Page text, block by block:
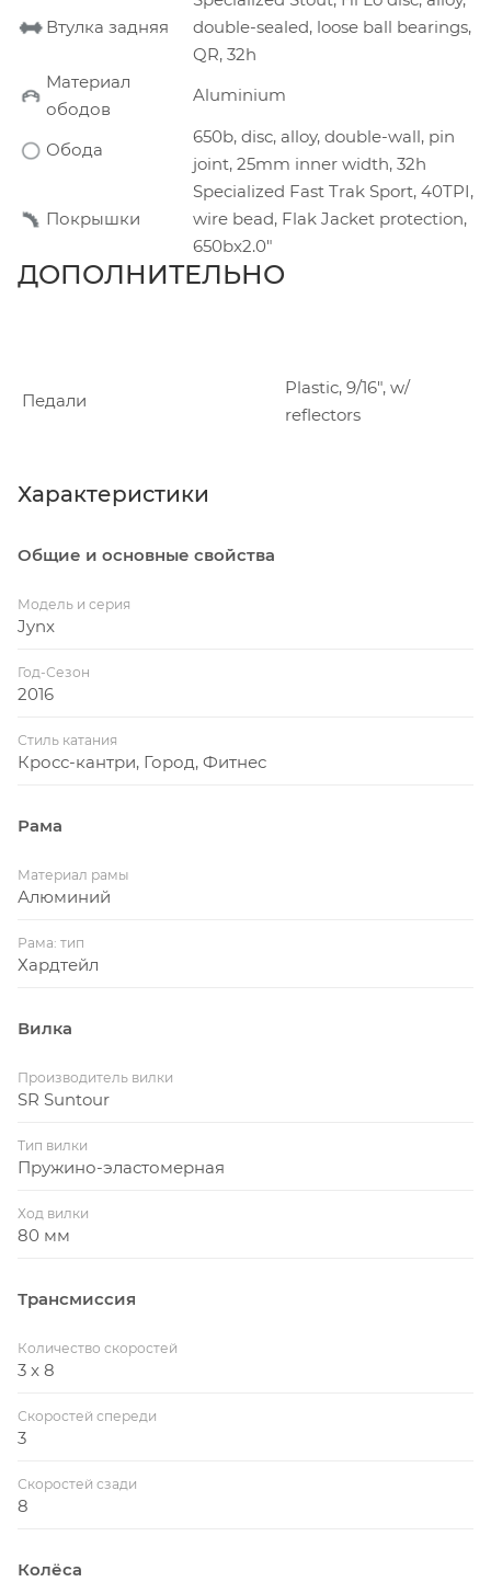
Втулка задняя
double-sealed, loose ball bearings,
QR, 32h
Материал
ободов
Aluminium
Обода
650b, disc, alloy, double-wall, pin
joint, 25mm inner width, 32h
Покрышки
Specialized Fast Trak Sport, 40TPI,
wire bead, Flak Jacket protection,
650bx2.0"
ДОПОЛНИТЕЛЬНО
Педали
Plastic, 9/16", w/
reflectors
Характеристики
Общие и основные свойства
Модель и серия
Jynx
Год-Сезон
2016
Стиль катания
Кросс-кантри, Город, Фитнес
Рама
Материал рамы
Алюминий
Рама: тип
Хардтейл
Вилка
Производитель вилки
SR Suntour
Тип вилки
Пружино-эластомерная
Ход вилки
80 мм
Трансмиссия
Количество скоростей
3 x 8
Скоростей спереди
3
Скоростей сзади
8
Колёса